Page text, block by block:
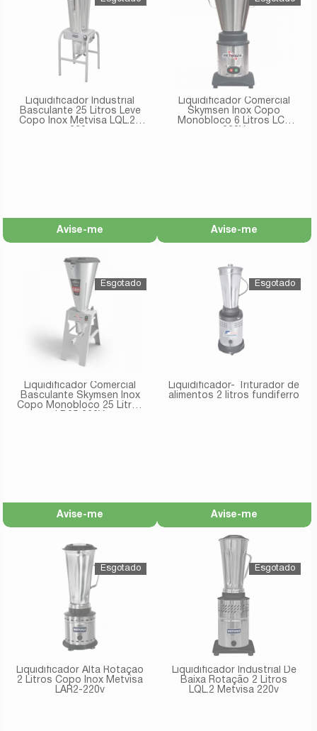
Liquidificador Industrial
Basculante 25 Litros Leve
Copo Inox Metvisa LQL.25
Avise-me
Liquidificador Comercial
Skymsen Inox Copo
Monobloco 6 Litros LC6
Avise-me
Liquidificador Comercial
Basculante Skymsen Inox
Copo Monobloco 25 Litros
Avise-me
Liquidificador- Triturador de
alimentos 2 litros fundiferro
Avise-me
Liquidificador Alta Rotação
2 Litros Copo Inox Metvisa
LAR2-220v
Liquidificador Industrial De
Baixa Rotação 2 Litros
LQL.2 Metvisa 220v